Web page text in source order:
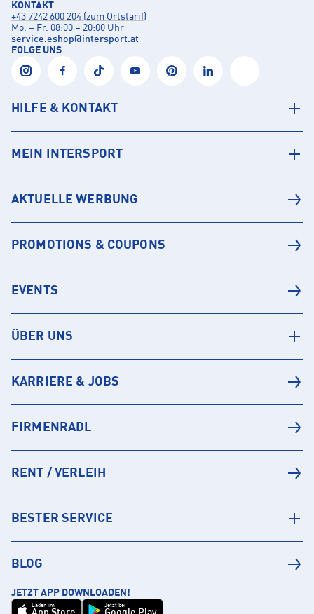
KONTAKT
+43 7242 600 204 (zum Ortstarif)
Mo. – Fr. 08:00 – 20:00 Uhr
service.eshop@intersport.at
FOLGE UNS
HILFE & KONTAKT
MEIN INTERSPORT
AKTUELLE WERBUNG
PROMOTIONS & COUPONS
EVENTS
ÜBER UNS
KARRIERE & JOBS
FIRMENRADL
RENT / VERLEIH
BESTER SERVICE
BLOG
JETZT APP DOWNLOADEN!
Laden im Jetzt bei